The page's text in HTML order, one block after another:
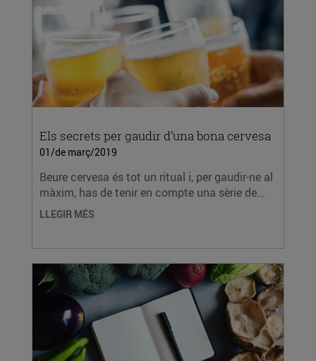
Els secrets per gaudir d’una bona cervesa
01/de març/2019
Beure cervesa és tot un ritual i, per gaudir-ne al
màxim, has de tenir en compte una sèrie de...
LLEGIR MÉS